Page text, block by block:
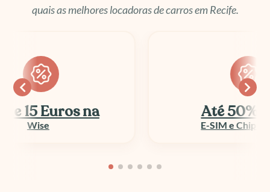
quais as melhores locadoras de carros em Recife.
Até 50% OFF